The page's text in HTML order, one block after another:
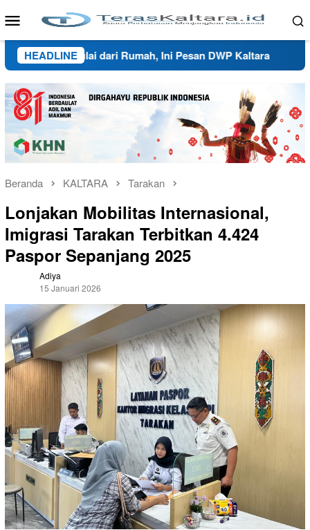
ke
Menu
Mobile
HEADLINE
Dimulai dari Rumah, Ini Pesan DWP Kaltara Ketua
Beranda KALTARA Tarakan
Lonjakan Mobilitas Internasional,
Imigrasi Tarakan Terbitkan 4.424
Paspor Sepanjang 2025
Adiya
15 Januari 2026